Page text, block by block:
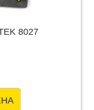
8027